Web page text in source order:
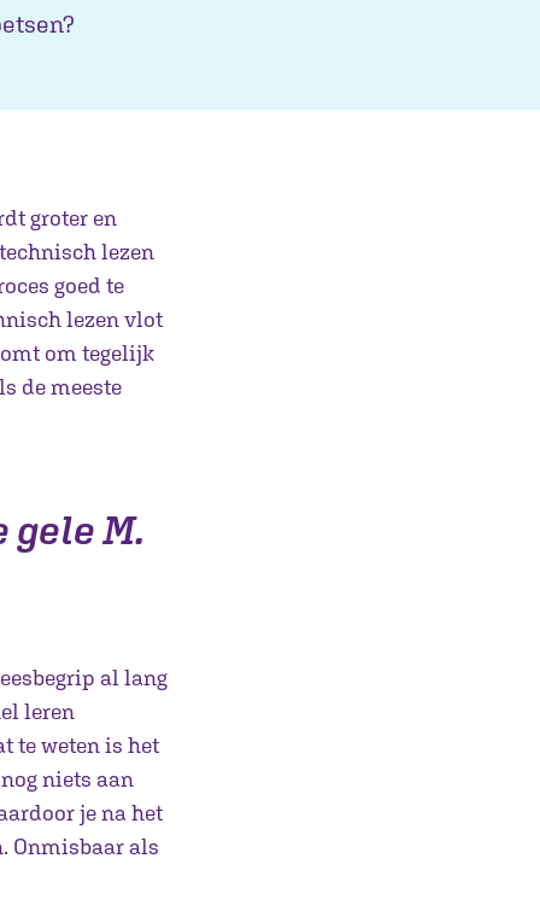
groter en
lezen
goed te
lezen vlot
om tegelijk
de meeste
M.
al lang
leren
te weten is het
niets aan
je na het
Onmisbaar als